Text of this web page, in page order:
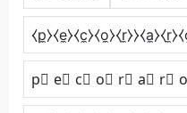
p⃣ e⃣ c⃣ o⃣ r⃣ a⃣ r⃣